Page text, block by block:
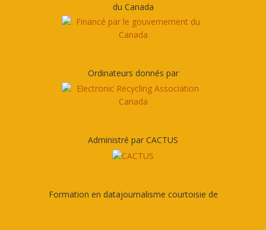
du Canada
Ordinateurs donnés par
Administré par CACTUS
Formation en datajournalisme courtoisie de